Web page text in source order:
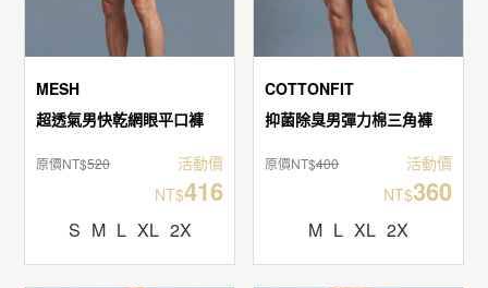
MESH
超透氣男快乾網眼平口褲
原價NT$520
活動價
NT$416
S M L XL 2X
COTTONFIT
抑菌除臭男彈力棉三角褲
原價NT$400
活動價
NT$360
M L XL 2X